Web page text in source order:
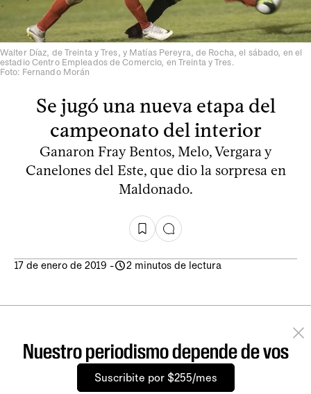
Walter Díaz, de Treinta y Tres, y Matías Pereyra, de Rocha, el sábado, en el
estadio Centro Empleados de Comercio, en Treinta y Tres.
Foto: Fernando Morán
Se jugó una nueva etapa del
campeonato del interior
Ganaron Fray Bentos, Melo, Vergara y
Canelones del Este, que dio la sorpresa en
Maldonado.
17 de enero de 2019 - 2 minutos de lectura
Nuestro periodismo depende de vos
Suscribite por $255/mes